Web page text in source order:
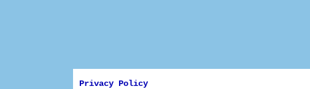
Privacy Policy